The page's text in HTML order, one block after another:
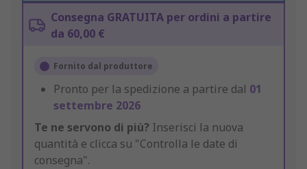
Consegna GRATUITA per ordini a partire
da 60,00 €
Fornito dal produttore
Pronto per la spedizione a partire dal 01
settembre 2026
Te ne servono di più? Inserisci la nuova
quantità e clicca su "Controlla le date di
consegna".